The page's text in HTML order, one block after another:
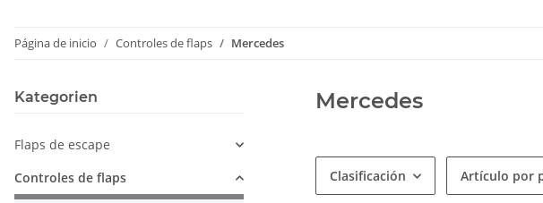
Página de inicio Controles de flaps Mercedes
Mercedes
Clasificación Artículo por
Kategorien
Flaps de escape
Controles de flaps